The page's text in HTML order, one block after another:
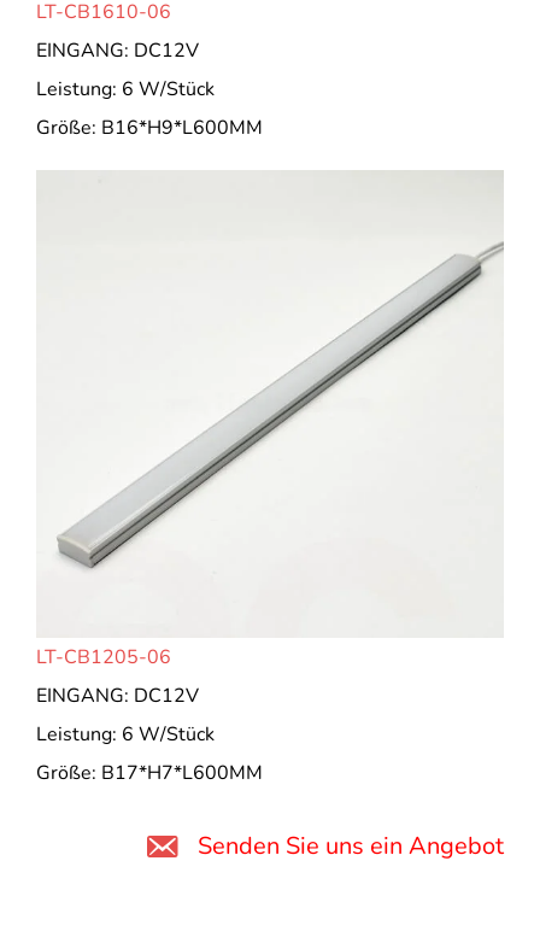
LT-CB1610-06
EINGANG: DC12V
Leistung: 6 W/Stück
Größe: B16*H9*L600MM
LT-CB1205-06
EINGANG: DC12V
Leistung: 6 W/Stück
Größe: B17*H7*L600MM
Senden Sie uns ein Angebot